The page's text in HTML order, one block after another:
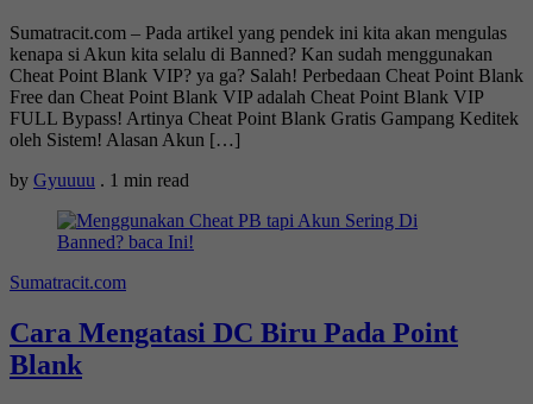
Sumatracit.com – Pada artikel yang pendek ini kita akan mengulas
kenapa si Akun kita selalu di Banned? Kan sudah menggunakan
Cheat Point Blank VIP? ya ga? Salah! Perbedaan Cheat Point Blank
Free dan Cheat Point Blank VIP adalah Cheat Point Blank VIP
FULL Bypass! Artinya Cheat Point Blank Gratis Gampang Keditek
oleh Sistem! Alasan Akun […]
by Gyuuuu . 1 min read
Sumatracit.com
Cara Mengatasi DC Biru Pada Point
Blank